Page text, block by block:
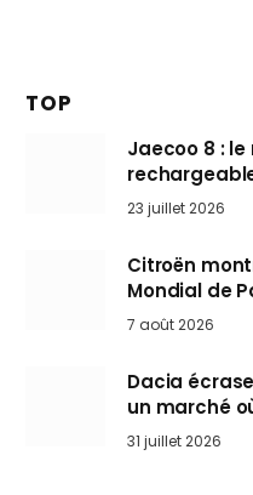
TOP
Jaecoo 8 : le
arrive en
23 juillet 2026
Citroën
Mondial de
Mini
7 août 2026
Dacia
un marché
31 juillet 2026